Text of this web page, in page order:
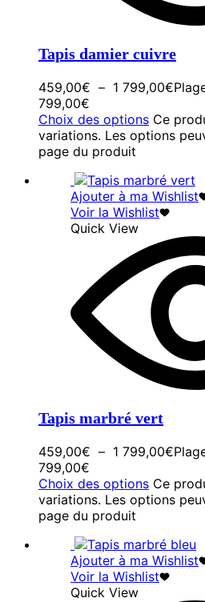
Tapis damier cuivre
459,00€ – 1 799,00€
799,00€
Choix des options Ce
variations. Les options
page du produit
Ajouter à ma Wishlist
Voir la Wishlist
Quick View
Tapis marbré vert
459,00€ – 1 799,00€
799,00€
Choix des options Ce
variations. Les options
page du produit
Ajouter à ma Wishlist
Voir la Wishlist
Quick View